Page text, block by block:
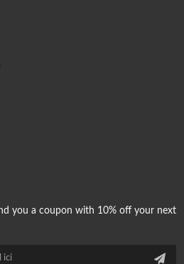
you a coupon with 10% off your next